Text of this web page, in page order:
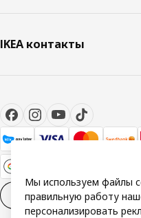
IKEA контакты
Настройки файлов
Мы используем файлы
правильную работу
персонализировать